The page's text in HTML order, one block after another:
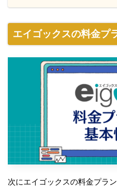
エイゴックスの料金プ
次にエイゴックスの料金プラ